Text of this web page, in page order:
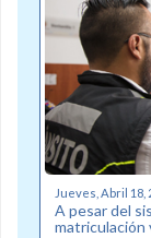
Jueves, Abril 18,
A pesar del
matriculación